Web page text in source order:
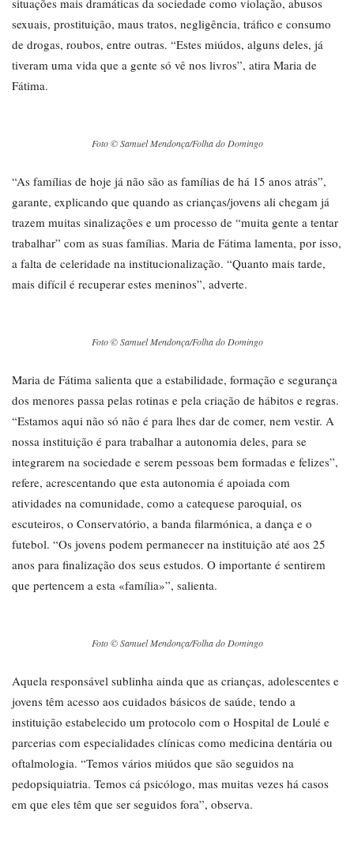
situações mais dramáticas da sociedade como violação, abusos
sexuais, prostituição, maus tratos, negligência, tráfico e consumo
de drogas, roubos, entre outras. “Estes miúdos, alguns deles, já
tiveram uma vida que a gente só vê nos livros”, atira Maria de
Fátima.
Foto © Samuel Mendonça/Folha do Domingo
“As famílias de hoje já não são as famílias de há 15 anos atrás”,
garante, explicando que quando as crianças/jovens ali chegam já
trazem muitas sinalizações e um processo de “muita gente a tentar
trabalhar” com as suas famílias. Maria de Fátima lamenta, por isso,
a falta de celeridade na institucionalização. “Quanto mais tarde,
mais difícil é recuperar estes meninos”, adverte.
Foto © Samuel Mendonça/Folha do Domingo
Maria de Fátima salienta que a estabilidade, formação e segurança
dos menores passa pelas rotinas e pela criação de hábitos e regras.
“Estamos aqui não só não é para lhes dar de comer, nem vestir. A
nossa instituição é para trabalhar a autonomia deles, para se
integrarem na sociedade e serem pessoas bem formadas e felizes”,
refere, acrescentando que esta autonomia é apoiada com
atividades na comunidade, como a catequese paroquial, os
escuteiros, o Conservatório, a banda filarmónica, a dança e o
futebol. “Os jovens podem permanecer na instituição até aos 25
anos para finalização dos seus estudos. O importante é sentirem
que pertencem a esta «família»”, salienta.
Foto © Samuel Mendonça/Folha do Domingo
Aquela responsável sublinha ainda que as crianças, adolescentes e
jovens têm acesso aos cuidados básicos de saúde, tendo a
instituição estabelecido um protocolo com o Hospital de Loulé e
parcerias com especialidades clínicas como medicina dentária ou
oftalmologia. “Temos vários miúdos que são seguidos na
pedopsiquiatria. Temos cá psicólogo, mas muitas vezes há casos
em que eles têm que ser seguidos fora”, observa.